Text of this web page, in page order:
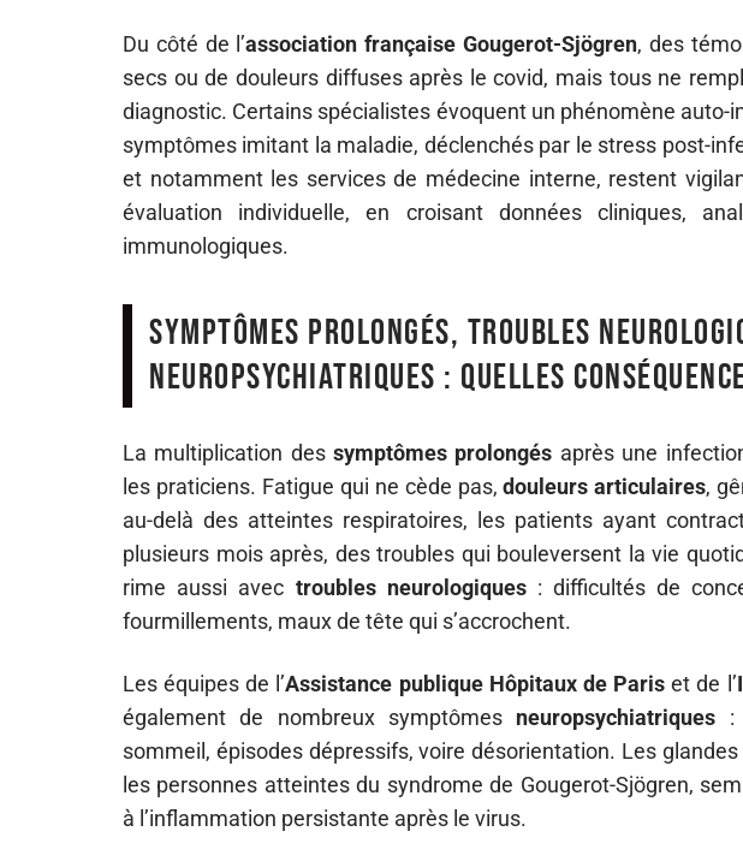
Du côté de l’association française Gougerot-Sjögren, des
secs ou de douleurs diffuses après le covid, mais tous ne
diagnostic. Certains spécialistes évoquent un phénomène auto-
symptômes imitant la maladie, déclenchés par le stress post-
et notamment les services de médecine interne, restent
évaluation individuelle, en croisant données cliniques,
immunologiques.
Symptômes prolongés, troubles
neuropsychiatriques : quelles
La multiplication dessymptômes prolongés après une
les praticiens. Fatigue qui ne cède pas,douleurs articulaires,
au-delà des atteintes respiratoires, les patients ayant
plusieurs mois après, des troubles qui bouleversent la vie
rime aussi avec troubles neurologiques: difficultés de
fourmillements, maux de tête qui s’accrochent.
Les équipes de l’Assistance publique Hôpitaux de Paris et de l’
également de nombreux symptômes neuropsychiatriques :
sommeil, épisodes dépressifs, voire désorientation. Les
les personnes atteintes du syndrome de Gougerot-Sjögren,
à l’inflammation persistante après le virus.